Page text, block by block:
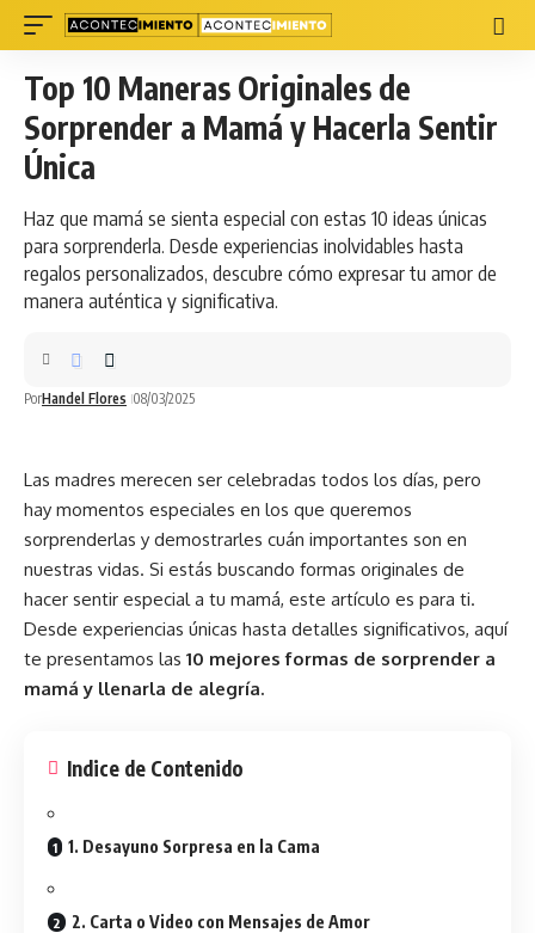
Top 10 Maneras Originales de
Sorprender a Mamá y Hacerla Sentir
Única
Haz que mamá se sienta especial con estas 10 ideas únicas
para sorprenderla. Desde experiencias inolvidables hasta
regalos personalizados, descubre cómo expresar tu amor de
manera auténtica y significativa.
PorHandel Flores 08/03/2025
Las madres merecen ser celebradas todos los días, pero
hay momentos especiales en los que queremos
sorprenderlas y demostrarles cuán importantes son en
nuestras vidas. Si estás buscando formas originales de
hacer sentir especial a tu mamá, este artículo es para ti.
Desde experiencias únicas hasta detalles significativos, aquí
te presentamos las 10 mejores formas de sorprender a
mamá y llenarla de alegría.
Indice de Contenido
1. Desayuno Sorpresa en la Cama
2. Carta o Video con Mensajes de Amor